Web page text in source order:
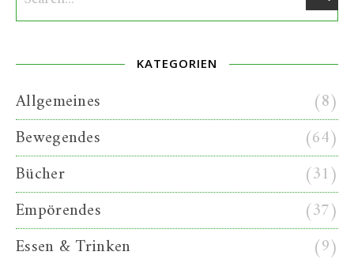
KATEGORIEN
Allgemeines
(8)
Bewegendes
(64)
Bücher
(31)
Empörendes
(37)
Essen & Trinken
(9)